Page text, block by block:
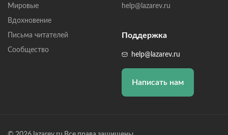
Мировые
Вдохновение
Письма читателей
Сообщество
help@lazarev.ru
Поддержка
help@lazarev.ru
Написать нам